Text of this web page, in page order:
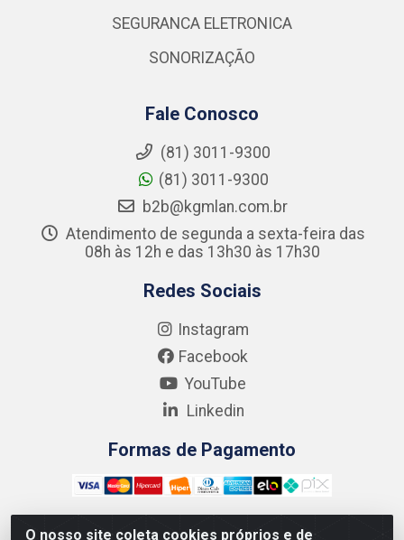
O nosso site coleta cookies próprios e de
SEGURANCA ELETRONICA
SONORIZAÇÃO
Fale Conosco
(81) 3011-9300
(81) 3011-9300
b2b@kgmlan.com.br
Atendimento de segunda a sexta-feira das
08h às 12h e das 13h30 às 17h30
Redes Sociais
Instagram
Facebook
YouTube
Linkedin
Formas de Pagamento